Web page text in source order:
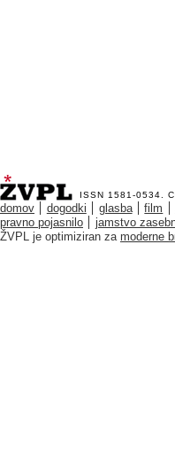
ISSN 1581-0534.
domov dogodki glasba film
pravno pojasnilo
jamstvo
ŽVPL je optimiziran za moderne